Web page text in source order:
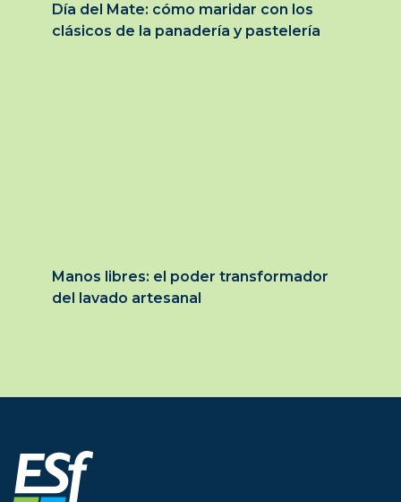
Día del Mate: cómo maridar con los
clásicos de la panadería y pastelería
Manos libres: el poder transformador
del lavado artesanal